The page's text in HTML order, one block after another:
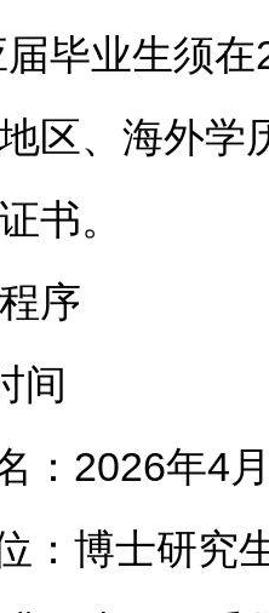
业生须在
区、海外学
书。
序
间
2026年4
博士研究生